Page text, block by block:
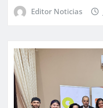
Editor Noticias